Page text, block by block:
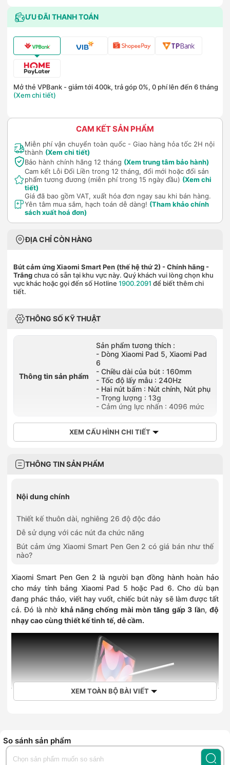
ƯU ĐÃI THANH TOÁN
Mở thẻ VPBank - giảm tới 400k, trả góp 0%, 0 phí lên đến 6 tháng
(Xem chi tiết)
CAM KẾT SẢN PHẨM
Miễn phí vận chuyển toàn quốc - Giao hàng hỏa tốc 2H nội
thành (Xem chi tiết)
Bảo hành chính hãng 12 tháng (Xem trung tâm bảo hành)
Cam kết Lỗi Đổi Liền trong 12 tháng, đổi mới hoặc đổi sản
phẩm tương đương (miễn phí trong 15 ngày đầu) (Xem chi
tiết)
Giá đã bao gồm VAT, xuất hóa đơn ngay sau khi bán hàng.
Yên tâm mua sắm, hạch toán dễ dàng! (Tham khảo chính
sách xuất hoá đơn)
ĐỊA CHỈ CÒN HÀNG
Bút cảm ứng Xiaomi Smart Pen (thế hệ thứ 2) - Chính hãng -
Trắngchưa có sẵn tại khu vực này. Quý khách vui lòng chọn khu
vực khác hoặc gọi đến số Hotline 1900.2091 để biết thêm chi
tiết.
THÔNG SỐ KỸ THUẬT
Thông tin sản phẩm
Sản phẩm tương thích :
- Dòng Xiaomi Pad 5, Xiaomi Pad
6
- Chiều dài của bút : 160mm
- Tốc độ lấy mẫu : 240Hz
- Hai nút bấm : Nút chính, Nút phụ
- Trọng lượng : 13g
- Cảm ứng lực nhấn : 4096 mức
XEM CẤU HÌNH CHI TIẾT
THÔNG TIN SẢN PHẨM
Nội dung chính
Thiết kế thuôn dài, nghiêng 26 độ độc đáo
Dễ sử dụng với các nút đa chức năng
Bút cảm ứng Xiaomi Smart Pen Gen 2 có giá bán như thế
nào?
Xiaomi Smart Pen Gen 2 là người bạn đồng hành hoàn hảo
cho máy tính bảng Xiaomi Pad 5 hoặc Pad 6. Cho dù bạn
đang phác thảo, viết hay vuốt, chiếc bút này sẽ làm được tất
cả. Đó là nhờ khả năng chống mài mòn tăng gấp 3 lần,độ
nhạy cao cùng thiết kế tinh tế, dễ cầm.
Xiaomi Smart Pen thế hệ thứ hai - Tối ưu hóa trải nghiệm
viết của bạn
XEM TOÀN BỘ BÀI VIẾT
So sánh sản phẩm